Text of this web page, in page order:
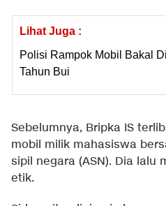
Lihat Juga :
Polisi Rampok Mobil Bakal
Tahun Bui
Sebelumnya, Bripka IS
mobil milik mahasiswa
sipil negara (ASN). Dia lalu
etik.